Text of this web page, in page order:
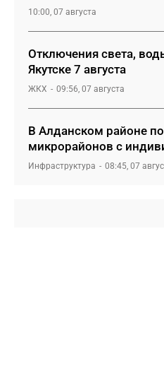
10:00, 07 августа
Отключения света,
Якутске 7 августа
ЖКХ 09:56, 07 августа
В Алданском районе
микрорайонов с
Инфраструктура 08:45, 07